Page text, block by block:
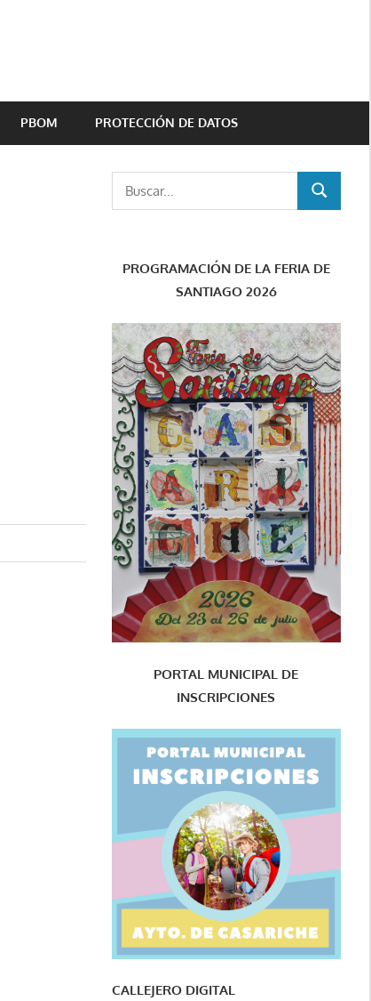
PBOM PROTECCIÓN DE DATOS
BUSCAR
PROGRAMACIÓN DE LA FERIA DE
SANTIAGO 2026
PORTAL MUNICIPAL DE
INSCRIPCIONES
CALLEJERO DIGITAL